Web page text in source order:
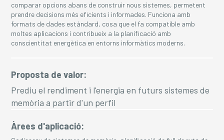
comparar opcions abans de construir nous sistemes, permetent
prendre decisions més eficients i informades. Funciona amb
formats de dades estàndard, cosa que el fa compatible amb
moltes aplicacions i contribueix a la planificació amb
conscientitat energètica en entorns informàtics moderns.
Proposta de valor:
Prediu el rendiment i l'energia en futurs sistemes de
memòria a partir d'un perfil
Àrees d'aplicació: